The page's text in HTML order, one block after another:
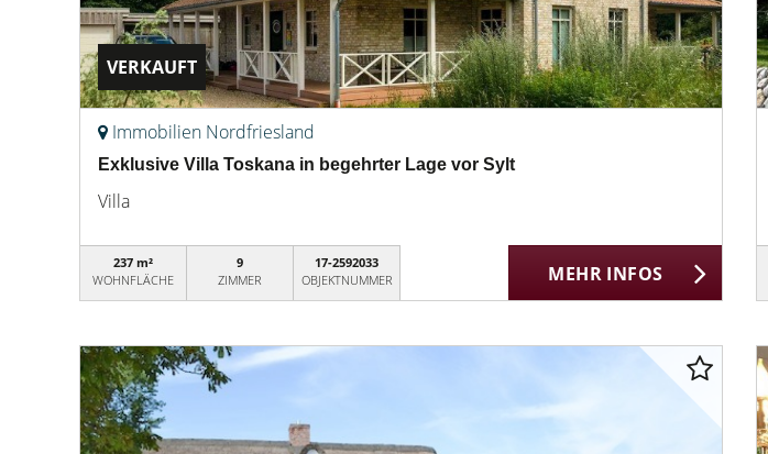
VERKAUFT
Immobilien Nordfriesland
Exklusive Villa Toskana in begehrter Lage vor Sylt
Villa
237 m²
WOHNFLÄCHE
9
ZIMMER
17-2592033
OBJEKTNUMMER
MEHR INFOS